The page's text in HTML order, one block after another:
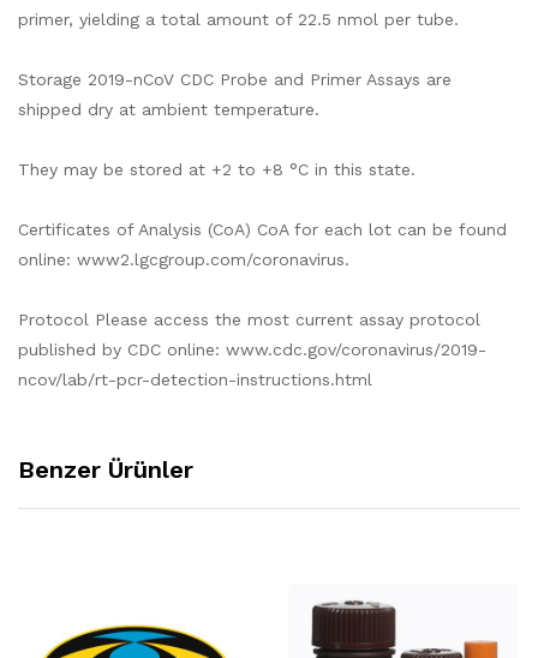
primer, yielding a total amount of 22.5 nmol per tube.
Storage 2019-nCoV CDC Probe and Primer Assays are
shipped dry at ambient temperature.
They may be stored at +2 to +8 °C in this state.
Certificates of Analysis (CoA) CoA for each lot can be found
online: www2.lgcgroup.com/coronavirus.
Protocol Please access the most current assay protocol
published by CDC online: www.cdc.gov/coronavirus/2019-
ncov/lab/rt-pcr-detection-instructions.html
Benzer Ürünler